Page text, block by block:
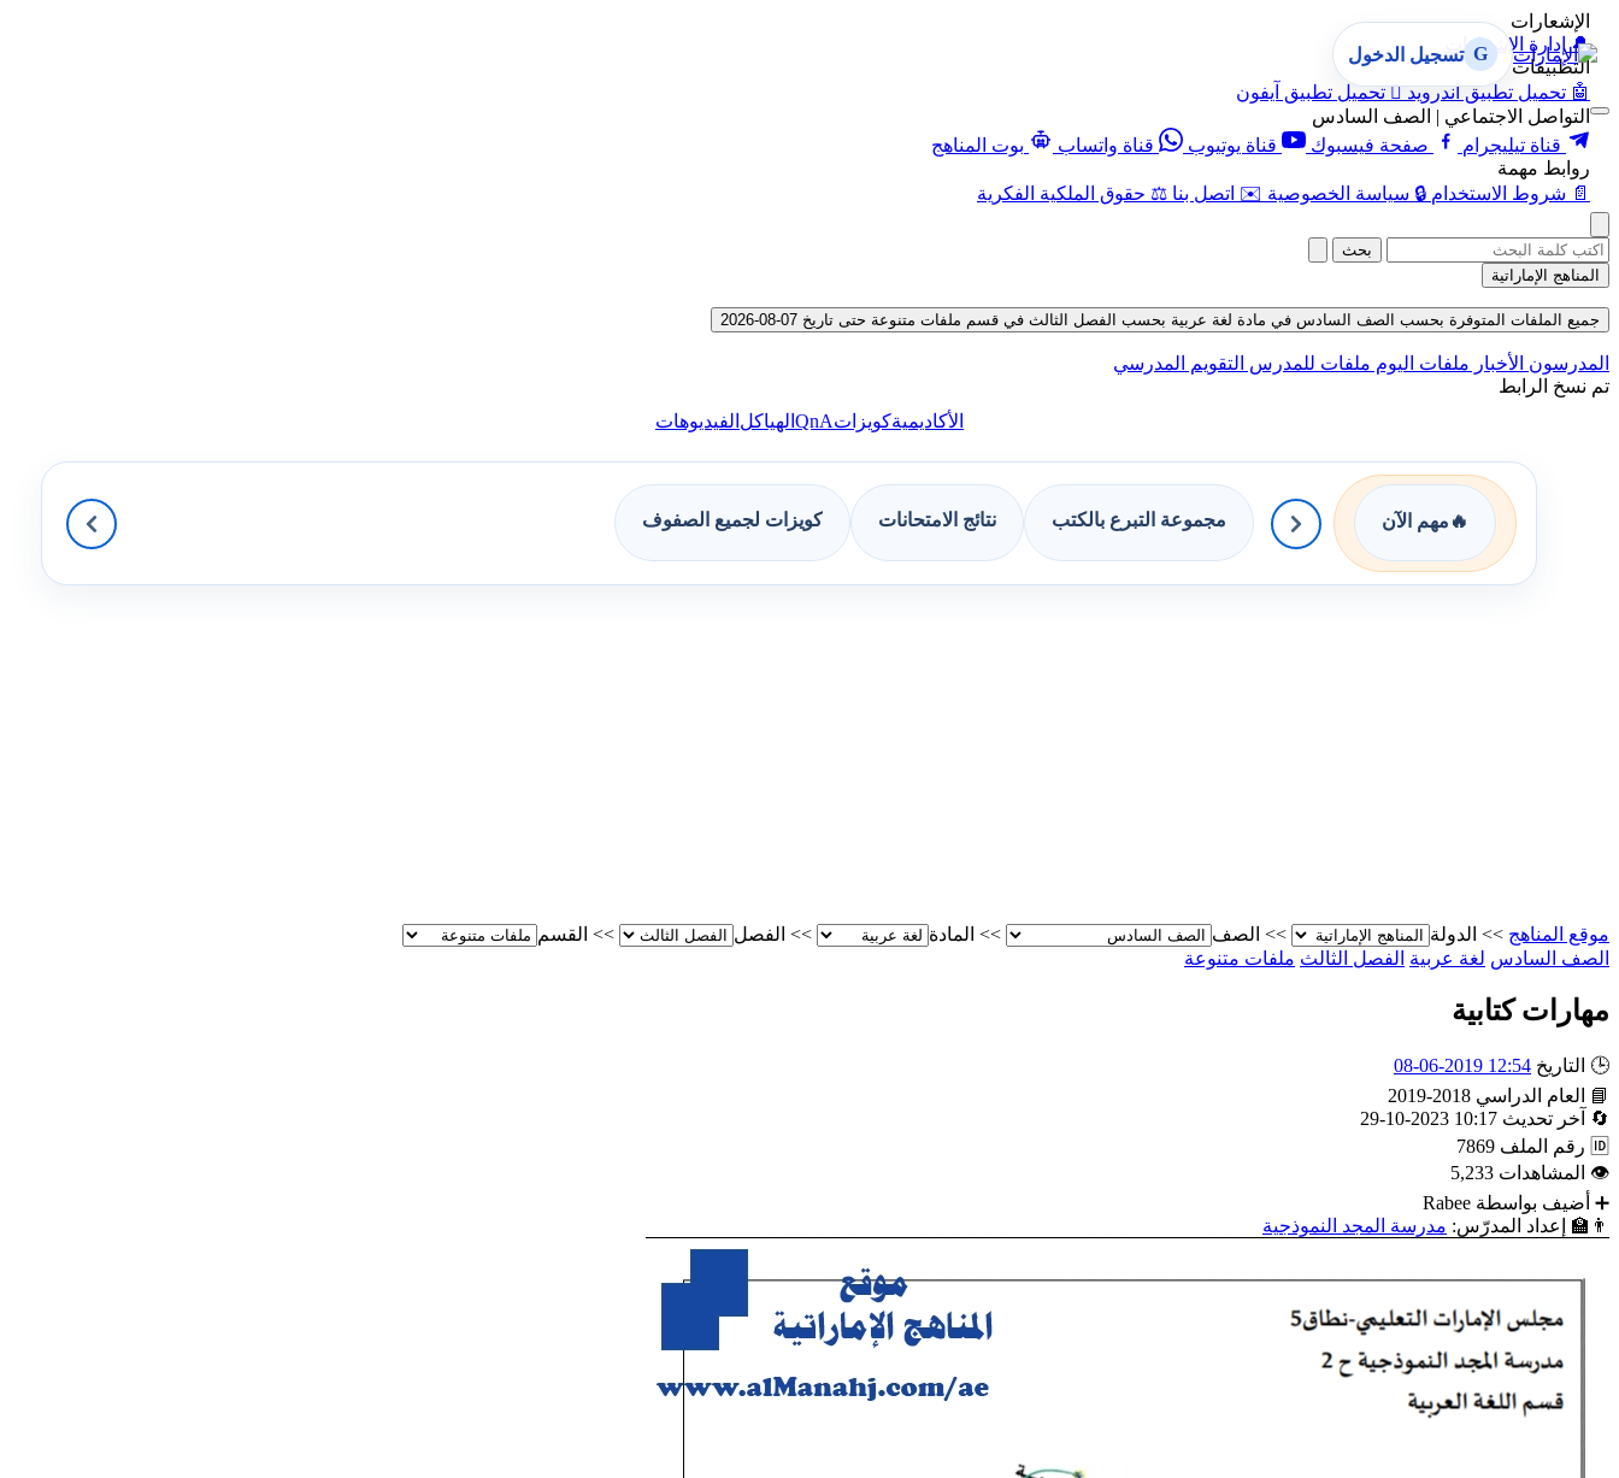
الإشعارات
🔔 إدارة الإشعارات
التطبيقات
🤖 تحميل تطبيق أندرويد  تحميل تطبيق آيفون
التواصل الاجتماعي | الصف السادس
قناة تيليجرام
صفحة فيسبوك قناة يوتيوب قناة واتساب
بوت المناهج
روابط مهمة
📄 شروط الاستخدام 🔒 سياسة الخصوصية ✉️ اتصل بنا ⚖️ حقوق الملكية الفكرية
G تسجيل الدخول
بحث
المناهج الإماراتية
جميع الملفات المتوفرة بحسب الصف السادس في مادة لغة عربية بحسب الفصل الثالث في قسم ملفات متنوعة حتى تاريخ 07-08-2026
المدرسون الأخبار ملفات اليوم ملفات للمدرس التقويم المدرسي
تم نسخ الرابط
الأكاديميةكويزاتQnA الهياكل الفيديوهات
🔥 مهم الآن مجموعة التبرع بالكتب نتائج الامتحانات كويزات لجميع الصفوف
موقع المناهج >> الدولة >> الصف >> المادة >> الفصل >> القسم
الصف السادس لغة عربية الفصل الثالث ملفات متنوعة
مهارات كتابية
🕒 التاريخ 12:54 2019-06-08
📘
العام الدراسي 2018-2019
🔄
آخر تحديث 10:17 2023-10-29
🆔 رقم الملف 7869
👁 المشاهدات 5,233
➕ أضيف بواسطة Rabee
👨‍🏫
إعداد المدرّس: مدرسة المجد النموذجية